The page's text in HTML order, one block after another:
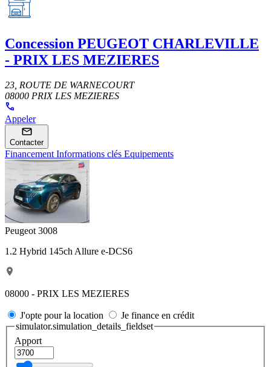
Concession PEUGEOT CHARLEVILLE
- PRIX LES MEZIERES
23, ROUTE DE WARNECOURT
08000 PRIX LES MEZIERES
Appeler
Contacter
FinancementInformations clés Equipements
Peugeot 3008
1.2 Hybrid 145ch Allure e-DCS6
08000 - PRIX LES MEZIERES
J'opte pour la location
Je finance en crédit
simulator.simulation_details_fieldset
Apport